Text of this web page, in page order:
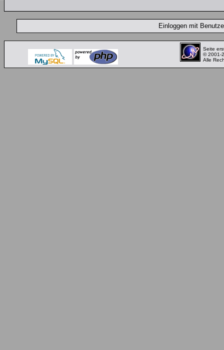
Einloggen mit
Seite
© 2001-
Alle